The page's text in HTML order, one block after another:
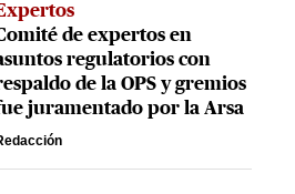
de expertos en
regulatorios con
de la OPS y gremios
juramentado por la Arsa